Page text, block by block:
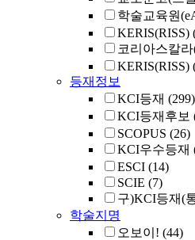
학술교육원
KERIS(RISS)
코리아스칼
KERIS(RISS)
등재정보
KCI등재 (299)
KCI등재후보
SCOPUS (26)
KCI우수등재
ESCI (14)
SCIE (7)
구)KCI등재(
학술지명
오보이! (44)